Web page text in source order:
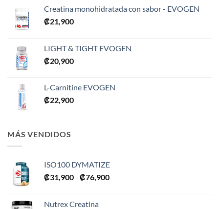
Creatina monohidratada con sabor - EVOGEN
₡21,900
LIGHT & TIGHT EVOGEN
₡20,900
L-Carnitine EVOGEN
₡22,900
MÁS VENDIDOS
ISO100 DYMATIZE
₡31,900- ₡76,900Rango
Nutrex Creatina